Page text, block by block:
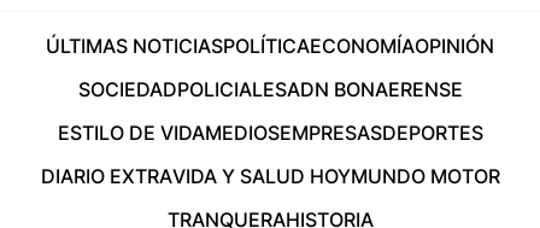
ÚLTIMAS NOTICIASPOLÍTICAECONOMÍAOPINIÓN
SOCIEDADPOLICIALESADN BONAERENSE
ESTILO DE VIDAMEDIOSEMPRESASDEPORTES
DIARIO EXTRAVIDA Y SALUD HOYMUNDO MOTOR
TRANQUERAHISTORIA